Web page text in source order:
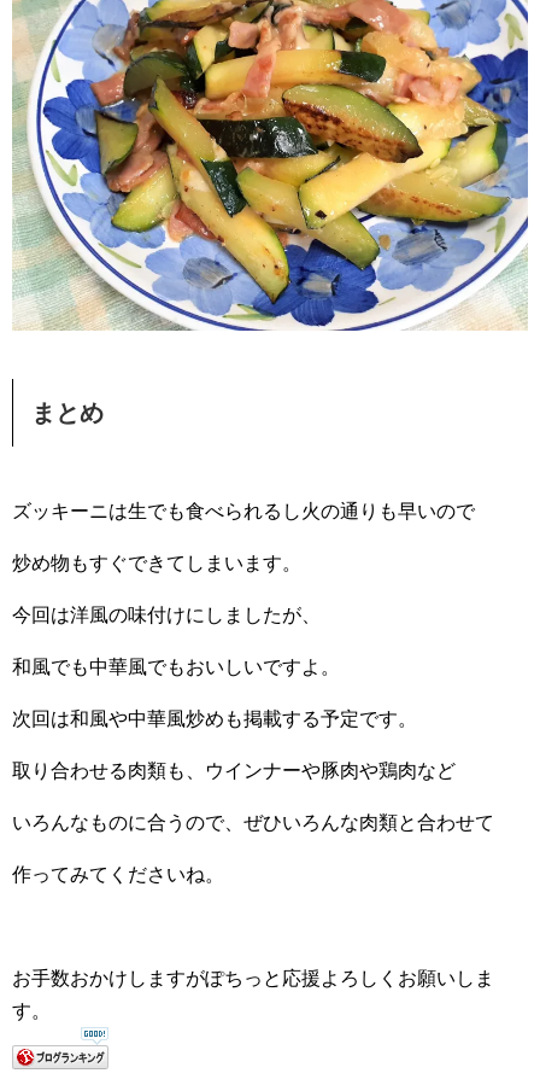
まとめ
ズッキーニは生でも食べられるし火の通りも早いので
炒め物もすぐできてしまいます。
今回は洋風の味付けにしましたが、
和風でも中華風でもおいしいですよ。
次回は和風や中華風炒めも掲載する予定です。
取り合わせる肉類も、ウインナーや豚肉や鶏肉など
いろんなものに合うので、ぜひいろんな肉類と合わせて
作ってみてくださいね。
お手数おかけしますがぽちっと応援よろしくお願いしま
す。